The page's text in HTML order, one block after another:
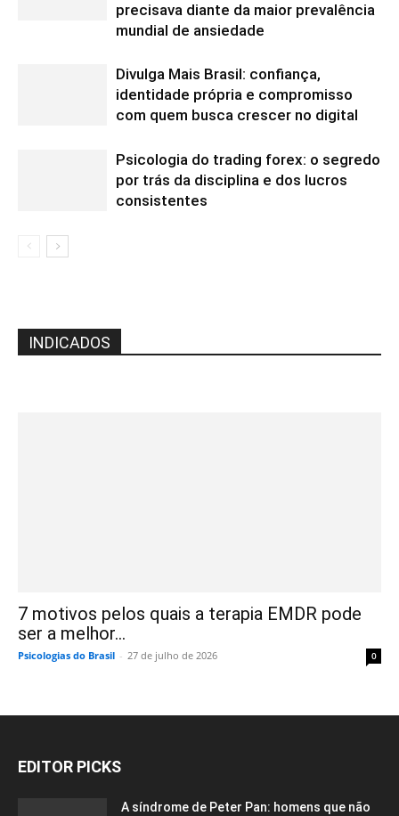
precisava diante da maior prevalência
mundial de ansiedade
Divulga Mais Brasil: confiança,
identidade própria e compromisso
com quem busca crescer no digital
Psicologia do trading forex: o segredo
por trás da disciplina e dos lucros
consistentes
INDICADOS
7 motivos pelos quais a terapia EMDR pode
ser a melhor...
Psicologias do Brasil - 27 de julho de 2026 0
EDITOR PICKS
A síndrome de Peter Pan: homens que não